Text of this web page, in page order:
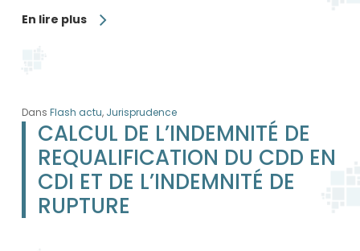
En lire plus
Dans Flash actu, Jurisprudence
CALCUL DE L’INDEMNITÉ DE
REQUALIFICATION DU CDD EN
CDI ET DE L’INDEMNITÉ DE
RUPTURE